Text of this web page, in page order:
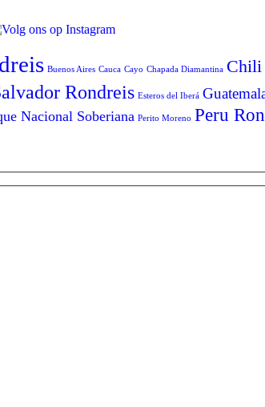
Buenos Aires Cauca Cayo Chapada Diamantina Chili
Rondreis Esteros del Iberá
Nacional Soberiana Perito Moreno Peru